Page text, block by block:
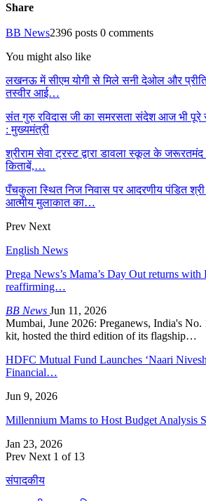
Share
BB News2396 posts 0 comments
You might also like
लखनऊ में सीएम योगी से मिले सनी देओल और प्रीति
तस्वीर आई…
संत गुरु रविदास जी का समरसता संदेश आज भी पूरे
: मुख्यमंत्री
श्रीराम सेवा ट्रस्ट द्वारा डावला स्कूल के जरूरतमंद
किताबें,…
पँचकुला स्थित निज निवास पर आदरणीय पंडित श्री
आत्मीय मुलाकात का…
Prev Next
English News
Prega News’s Mama’s Day Out returns with
reaffirming…
BB News Jun 11, 2026
Mumbai, June 2026: Preganews, India's No.
kit, hosted the third edition of its flagship…
HDFC Mutual Fund Launches ‘Naari
Financial…
Jun 9, 2026
Millennium Mams to Host Budget Analysis
Jan 23, 2026
Prev Next 1 of 13
संपादकीय